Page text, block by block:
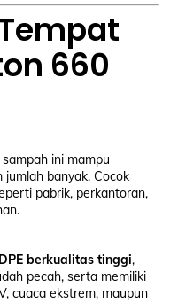
660
ini mampu
banyak. Cocok
pabrik, perkantoran,
berkualitas tinggi,
pecah, serta memiliki
cuaca ekstrem, maupun